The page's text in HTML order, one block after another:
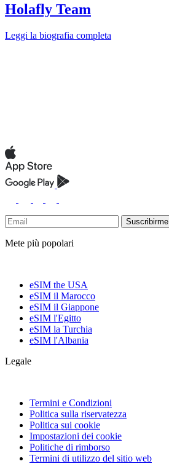
Holafly Team
Leggi la biografia completa
Suscribirme
Mete più popolari
eSIM the USA
eSIM il Marocco
eSIM il Giappone
eSIM l'Egitto
eSIM la Turchia
eSIM l'Albania
Legale
Termini e Condizioni
Politica sulla riservatezza
Politica sui cookie
Impostazioni dei cookie
Politiche di rimborso
Termini di utilizzo del sitio web